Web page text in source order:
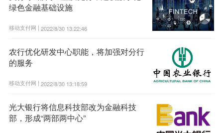
绿色金融基础设施
移动支付网 | 2022/8/30 13:22:46
农行优化研发中心职能，将加强对分行
的服务
移动支付网 | 2022/8/30 13:18:59
光大银行将信息科技部改为金融科技
部，形成“两部两中心”